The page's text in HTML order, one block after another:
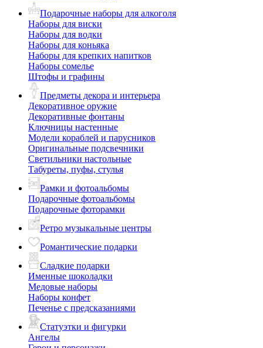
Подарочные наборы для алкоголя
Наборы для виски
Наборы для водки
Наборы для коньяка
Наборы для крепких напитков
Наборы сомелье
Штофы и графины
Предметы декора и интерьера
Декоративное оружие
Декоративные фонтаны
Ключницы настенные
Модели кораблей и парусников
Оригинальные подсвечники
Светильники настольные
Табуреты, пуфы, стулья
Рамки и фотоальбомы
Подарочные фотоальбомы
Подарочные фоторамки
Ретро музыкальные центры
Романтические подарки
Сладкие подарки
Именные шоколадки
Медовые наборы
Наборы конфет
Печенье с предсказаниями
Статуэтки и фигурки
Ангелы